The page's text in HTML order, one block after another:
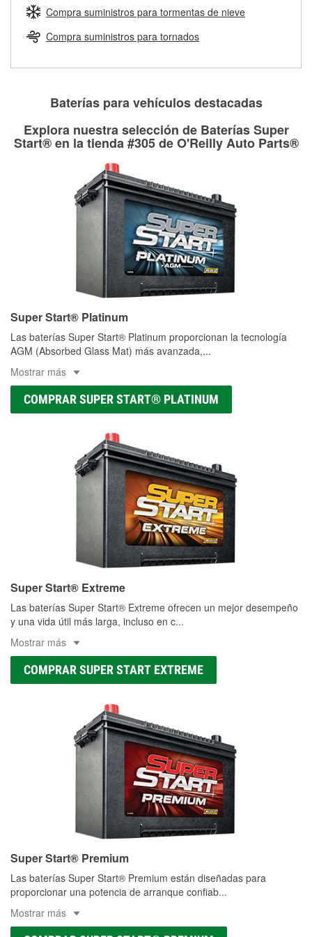
Más información sobre el Programa de Préstamo de
Herramientas de O'Reilly
medirán tus tambores o discos para determinar si pueden
ser rectificados con seguridad. Si tus tambores o discos no
pueden ser reutilizados, podemos ayudarte a encontrar las
partes de reemplazo correctas para tu reparación.
Rectificación de tambores y discos de freno
Compra suministros para tormentas de nieve
Compra suministros para tornados
Baterías para vehículos destacadas
Explora nuestra selección de Baterías Super
Start® en la tienda #305 de O'Reilly Auto Parts®
Super Start® Platinum
Las baterías Super Start® Platinum proporcionan la tecnología
AGM (Absorbed Glass Mat) más avanzada,...
Mostrar más
COMPRAR SUPER START® PLATINUM
Super Start® Extreme
Las baterías Super Start® Extreme ofrecen un mejor desempeño
y una vida útil más larga, incluso en c...
Mostrar más
COMPRAR SUPER START EXTREME
Super Start® Premium
Las baterías Super Start® Premium están diseñadas para
proporcionar una potencia de arranque confiab...
Mostrar más